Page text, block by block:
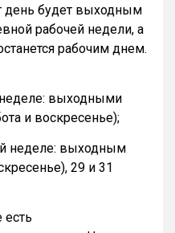
день будет выходным
рабочей недели, а
рабочим днем.
выходными
и воскресенье);
неделе: выходным
29 и 31
есть